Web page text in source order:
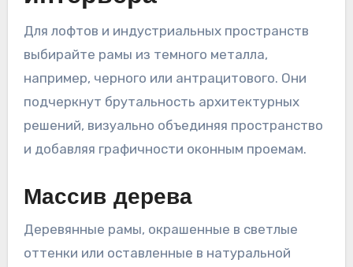
Для лофтов и индустриальных пространств
выбирайте рамы из темного металла,
например, черного или антрацитового. Они
подчеркнут брутальность архитектурных
решений, визуально объединяя пространство
и добавляя графичности оконным проемам.
Массив дерева
Деревянные рамы, окрашенные в светлые
оттенки или оставленные в натуральной